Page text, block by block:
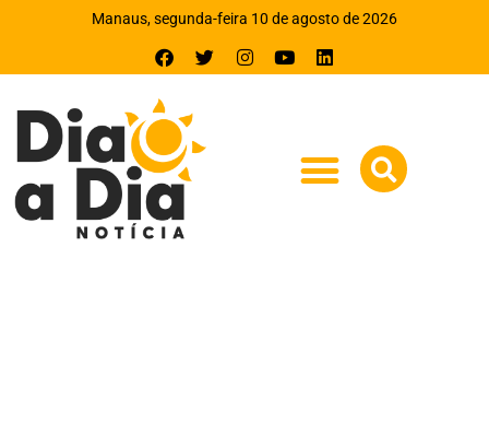
Manaus, segunda-feira 10 de agosto de 2026